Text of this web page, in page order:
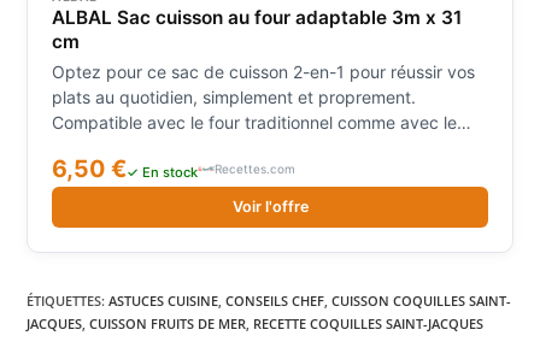
ALBAL Sac cuisson au four adaptable 3m x 31
cm
Optez pour ce sac de cuisson 2-en-1 pour réussir vos
plats au quotidien, simplement et proprement.
Compatible avec le four traditionnel comme avec le
ou légumes sans ajout de matière grasse, tout en
préservant leurs saveurs et leur moelleux. Son système
de cuisson fermé limite les projections et aide à garder
votre four propre : moins de nettoyage, plus de
l’intérieur du sac, la cuisson est régulière et maîtrisée,
pour des résultats tendres et savoureux. Pratique et
6,50 €✓ En stock Recettes.com
Voir l'offre
ÉTIQUETTES:ASTUCES CUISINE, CONSEILS CHEF, CUISSON COQUILLES SAINT-
JACQUES, CUISSON FRUITS DE MER, RECETTE COQUILLES SAINT-JACQUES